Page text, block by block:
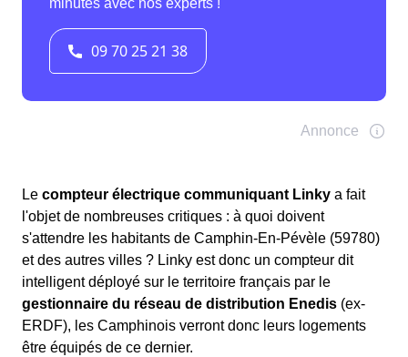
Le compteur électrique communiquant Linky a fait
l'objet de nombreuses critiques : à quoi doivent
s'attendre les habitants de Camphin-En-Pévèle (59780)
et des autres villes ? Linky est donc un compteur dit
intelligent déployé sur le territoire français par le
gestionnaire du réseau de distribution Enedis (ex-
ERDF), les Camphinois verront donc leurs logements
être équipés de ce dernier.